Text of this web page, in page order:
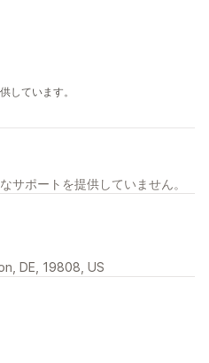
しています。
サポートを提供していません。
DE, 19808, US